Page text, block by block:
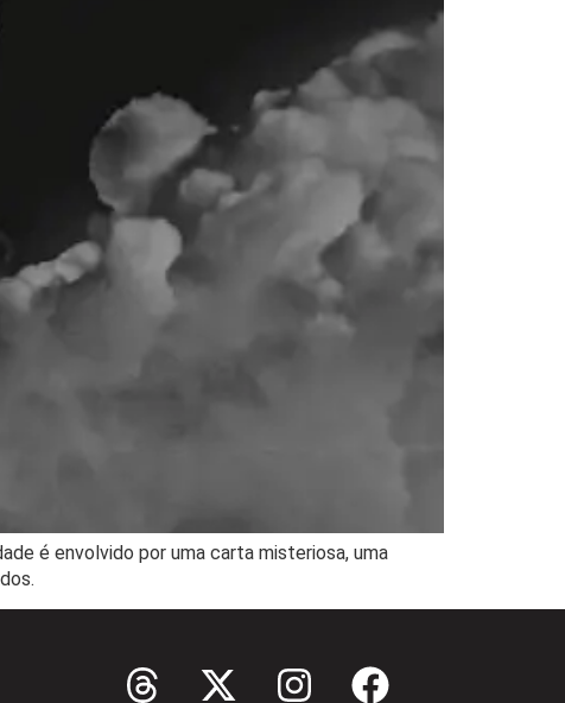
é envolvido por uma carta misteriosa, uma